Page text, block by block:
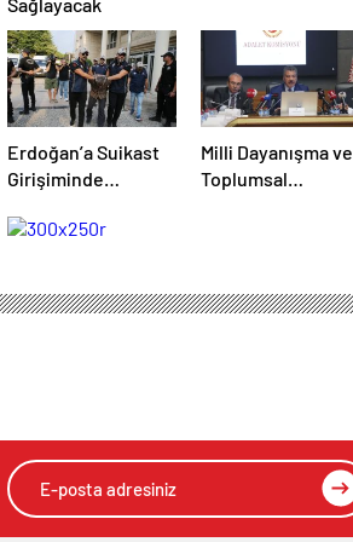
Erdoğan’a Suikast
Girişiminde
Üyesi Burkay
Milli Dayanışma ve
Toplumsal